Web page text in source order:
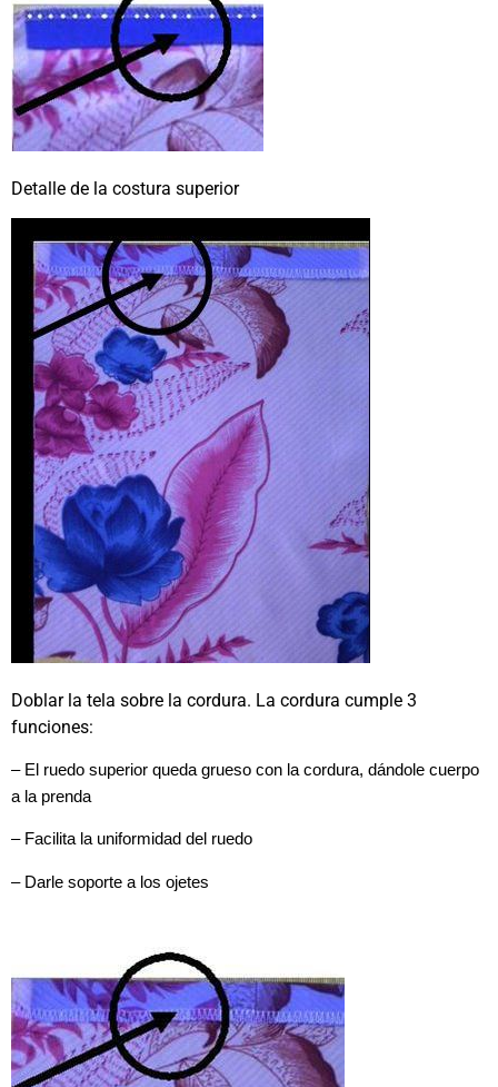
Detalle de la costura superior
Doblar la tela sobre la cordura. La cordura cumple 3
funciones:
– El ruedo superior queda grueso con la cordura, dándole cuerpo
a la prenda
– Facilita la uniformidad del ruedo
– Darle soporte a los ojetes